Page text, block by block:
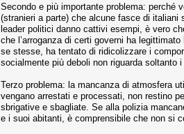
Secondo e più importante problema: perché
(stranieri a parte) che alcune fasce di
leader politici danno cattivi esempi, è vero
che l’arroganza di certi governi ha
se stesse, ha tentato di ridicolizzare i
socialmente più deboli non riguarda soltanto
Terzo problema: la mancanza di atmosfera
vengano arrestati e processati, non restino
sbrigative e sbagliate. Se alla polizia
e i suoi abitanti, è comprensibile che non si